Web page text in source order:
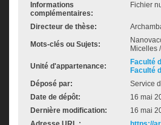
Informations
complémentaires:
Fichier
Directeur de thèse:
Mots-clés ou Sujets:
Micelles
Unité d'appartenance:
Faculté
Faculté
Déposé par:
Service
Date de dépôt:
16 mai
Dernière modification:
16 mai